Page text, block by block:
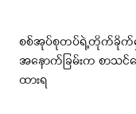
စစ်အုပ်စုတပ်ရဲ့တိုက်ခိုက်မှု
အနောက်ခြမ်းက စာသ
ထားရ